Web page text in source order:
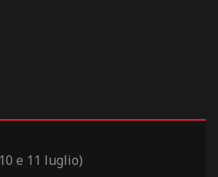
e 11 luglio)